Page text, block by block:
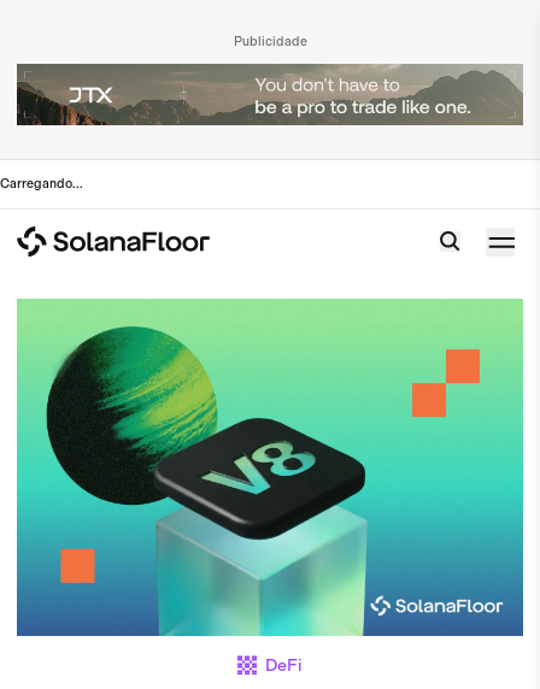
Publicidade
Carregando...
DeFi